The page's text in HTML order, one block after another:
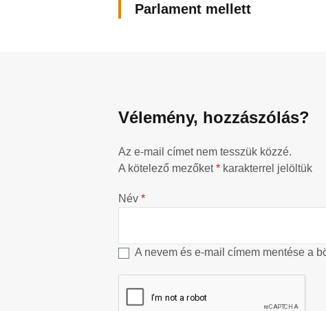
Parlament mellett
Vélemény, hozzászólás?
Az e-mail címet nem tesszük közzé.
A kötelező mezőket* karakterrel jelöltük
Név *
A nevem és e-mail címem mentése a